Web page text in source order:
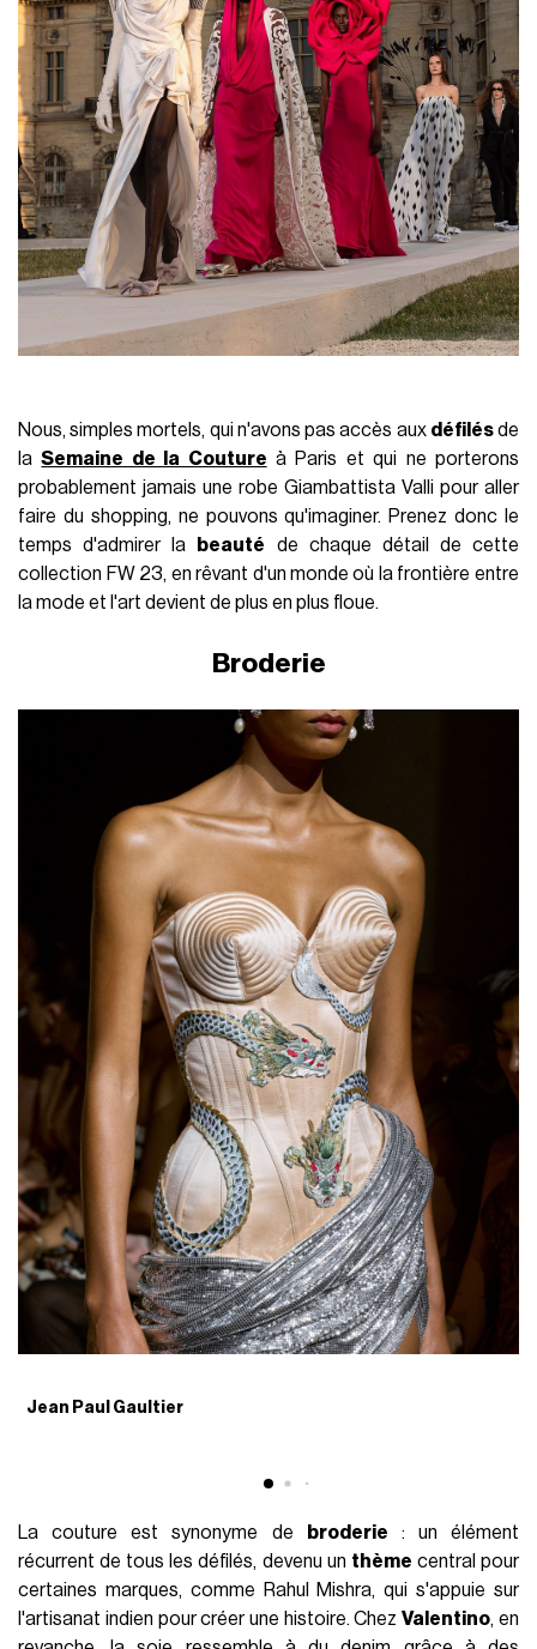
Nous, simples mortels, qui n'avons pas accès aux défilésde
laSemaine de la Couture à Paris et qui ne porterons
probablement jamais une robe Giambattista Valli pour aller
faire du shopping, ne pouvons qu'imaginer. Prenez donc le
temps d'admirer la
beauté de chaque détail de cette
collection FW 23, en rêvant d'un monde où la frontière entre
la mode et l'art devient de plus en plus floue.
Broderie
Jean Paul Gaultier
La couture est synonyme de broderie : un élément
récurrent de tous les défilés, devenu un thème central pour
certaines marques, comme Rahul Mishra, qui s'appuie sur
l'artisanat indien pour créer une histoire. ChezValentino, en